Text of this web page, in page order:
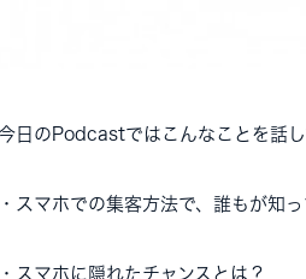
日のPodcastではこんなことを話し
・スマホでの集客方法で、誰もが知
・スマホに隠れたチャンスとは？